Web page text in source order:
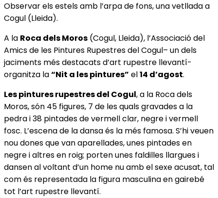
Observar els estels amb l’arpa de fons, una vetllada a
Cogul (Lleida).
A la Roca dels Moros (Cogul, Lleida), l’Associació del
Amics de les Pintures Rupestres del Cogul– un dels
jaciments més destacats d’art rupestre llevantí-
organitza la“Nit a les pintures” el14 d’agost.
Les pintures rupestres del Cogul, a la Roca dels
Moros, són 45 figures, 7 de les quals gravades a la
pedra i 38 pintades de vermell clar, negre i vermell
fosc. L’escena de la dansa és la més famosa. S’hi veuen
nou dones que van aparellades, unes pintades en
negre i altres en roig; porten unes faldilles llargues i
dansen al voltant d’un home nu amb el sexe acusat, tal
com és representada la figura masculina en gairebé
tot l’art rupestre llevantí.